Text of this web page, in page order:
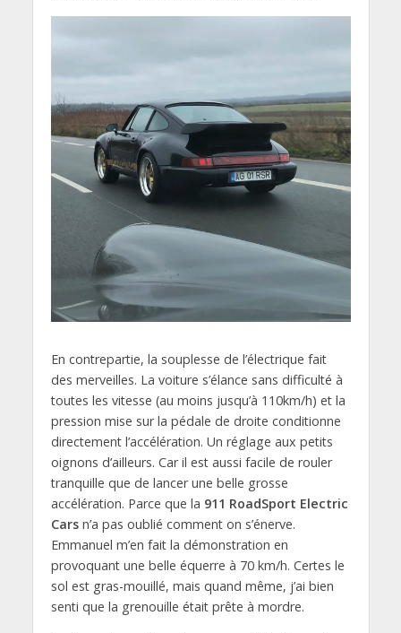
En contrepartie, la souplesse de l’électrique fait
des merveilles. La voiture s’élance sans difficulté à
toutes les vitesse (au moins jusqu’à 110km/h) et la
pression mise sur la pédale de droite conditionne
directement l’accélération. Un réglage aux petits
oignons d’ailleurs. Car il est aussi facile de rouler
tranquille que de lancer une belle grosse
accélération. Parce que la 911 RoadSport Electric
Carsn’a pas oublié comment on s’énerve.
Emmanuel m’en fait la démonstration en
provoquant une belle équerre à 70 km/h. Certes le
sol est gras-mouillé, mais quand même, j’ai bien
senti que la grenouille était prête à mordre.